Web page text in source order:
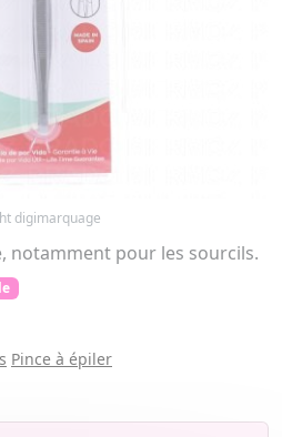
digimarquage
notamment pour les sourcils.
Pince à épiler